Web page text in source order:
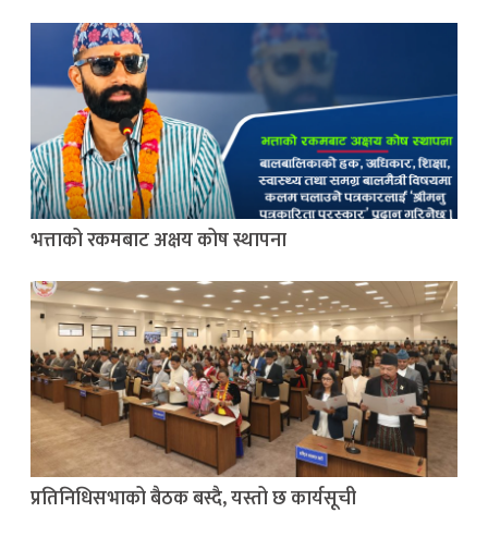
भत्ताको रकमबाट अक्षय कोष स्थापना
प्रतिनिधिसभाको बैठक बस्दै, यस्तो छ कार्यसूची